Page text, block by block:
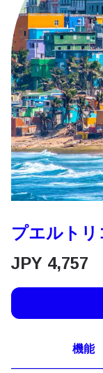
プエルトリ
JPY 4,757
機能